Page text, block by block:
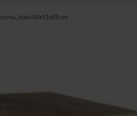
biała 60x51x55 cm